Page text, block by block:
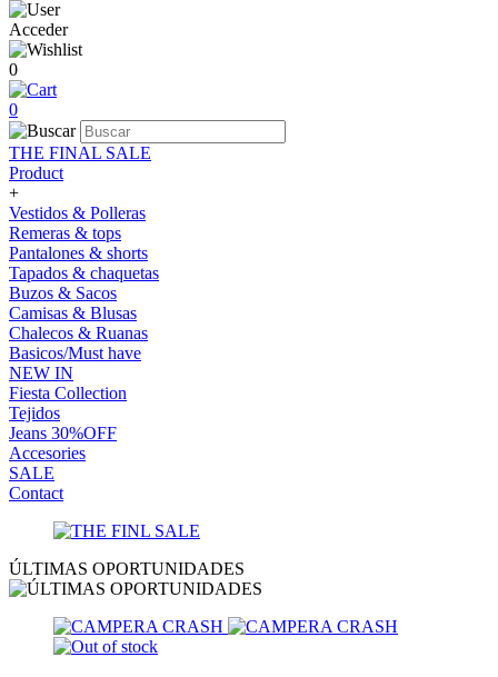
Acceder
0
0
THE FINAL SALE
Product
+
Vestidos & Polleras
Remeras & tops
Pantalones & shorts
Tapados & chaquetas
Buzos & Sacos
Camisas & Blusas
Chalecos & Ruanas
Basicos/Must have
NEW IN
Fiesta Collection
Tejidos
Jeans 30%OFF
Accesories
SALE
Contact
ÚLTIMAS OPORTUNIDADES